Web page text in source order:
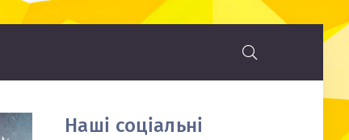
Наші соціальні